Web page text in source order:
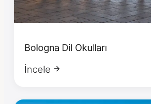
Bologna Dil Okulları
İncele